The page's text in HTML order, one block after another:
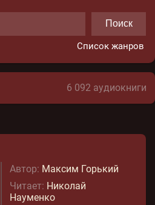
Поиск
Список жанров
6 092 аудиокниги
Автор: Максим Горький
Читает: Николай
Науменко